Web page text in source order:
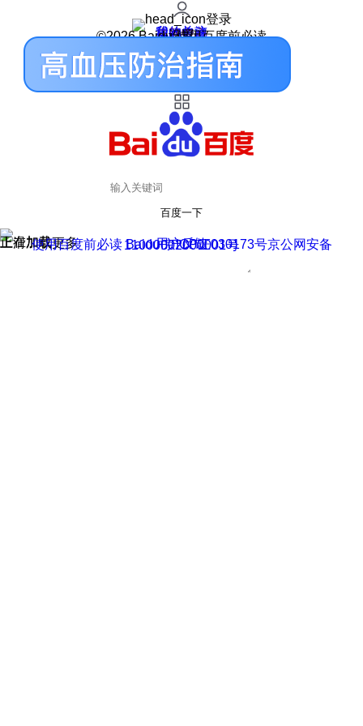
登录
我的关注
我的收藏
皮肤中心
用户反馈
设置
©2026 Baidu 使用百度前必读
百度一下
正在加载
上滑加载更多 用户反馈
使用百度前必读 Baidu 京ICP证030173号
京公网安备11000002000001号